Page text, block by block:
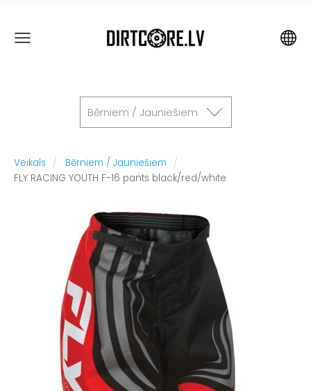
Bērniem / Jauniešiem
Veikals
Bērniem / Jauniešiem
FLY RACING YOUTH F-16 pants black/red/white